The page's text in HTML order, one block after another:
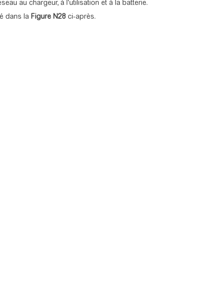
au chargeur, à l'utilisation et à la batterie.
dans la Figure N28 ci-après.